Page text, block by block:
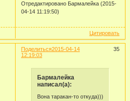
Отредактировано Бармалейка (2015-
04-14 11:19:50)
Цитировать
Поделиться 35
2015-04-14
12:19:03
Бармалейка
написал(а):
Вона таракан-то откуда)))